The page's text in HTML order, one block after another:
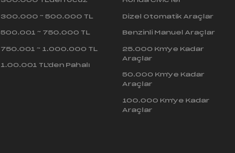
300.000 ~ 500.000 TL
500.001 ~ 750.000 TL
750.001 ~ 1.000.000 TL
1.00.001 TL'den Pahalı
Dizel Otomatik Araçlar
Benzinli Manuel Araçlar
25.000 Km'ye Kadar
Araçlar
50.000 Km'ye Kadar
Araçlar
100.000 Km'ye Kadar
Araçlar